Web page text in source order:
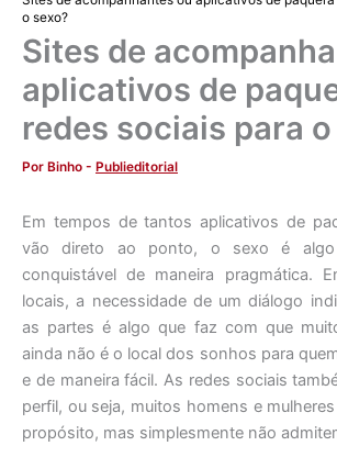
o sexo?
Sites de
aplicativos de
redes sociais para
Por Binho - Publieditorial
Em tempos de tantos aplicativos de
vão direto ao ponto, o sexo é
conquistável de maneira pragmática.
locais, a necessidade de um diálogo
as partes é algo que faz com que
ainda não é o local dos sonhos para
e de maneira fácil. As redes sociais
perfil, ou seja, muitos homens e
propósito, mas simplesmente não